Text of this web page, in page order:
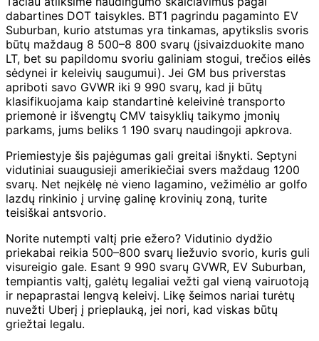
dabartines DOT taisykles. BT1 pagrindu pagaminto EV
Suburban, kurio atstumas yra tinkamas, apytikslis svoris
būtų maždaug 8 500–8 800 svarų (įsivaizduokite mano
LT, bet su papildomu svoriu galiniam stogui, trečios eilės
sėdynei ir keleivių saugumui). Jei GM bus priverstas
apriboti savo GVWR iki 9 990 svarų, kad ji būtų
klasifikuojama kaip standartinė keleivinė transporto
priemonė ir išvengtų CMV taisyklių taikymo įmonių
parkams, jums beliks 1 190 svarų naudingoji apkrova.
Priemiestyje šis pajėgumas gali greitai išnykti. Septyni
vidutiniai suaugusieji amerikiečiai svers maždaug 1200
svarų. Net neįkėlę nė vieno lagamino, vežimėlio ar golfo
lazdų rinkinio į urvinę galinę krovinių zoną, turite
teisiškai antsvorio.
Norite nutempti valtį prie ežero? Vidutinio dydžio
priekabai reikia 500–800 svarų liežuvio svorio, kuris guli
visureigio gale. Esant 9 990 svarų GVWR, EV Suburban,
tempiantis valtį, galėtų legaliai vežti gal vieną vairuotoją
ir nepaprastai lengvą keleivį. Likę šeimos nariai turėtų
nuvežti Uberį į prieplauką, jei nori, kad viskas būtų
griežtai legalu.